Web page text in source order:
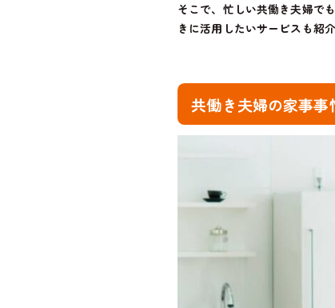
そこで、忙しい共働き夫婦で
きに活用したいサービスも紹
共働き夫婦の家事事